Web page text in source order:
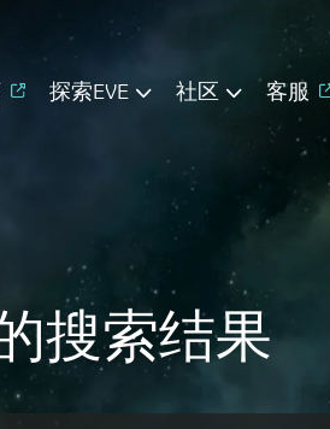
探索EVE 社区 客服
搜索结果